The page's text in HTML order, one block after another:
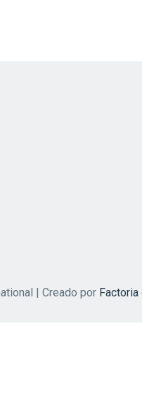
| Creado por